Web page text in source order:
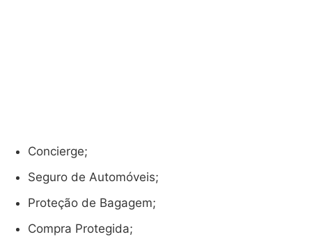
Concierge;
Seguro de Automóveis;
Proteção de Bagagem;
Compra Protegida;